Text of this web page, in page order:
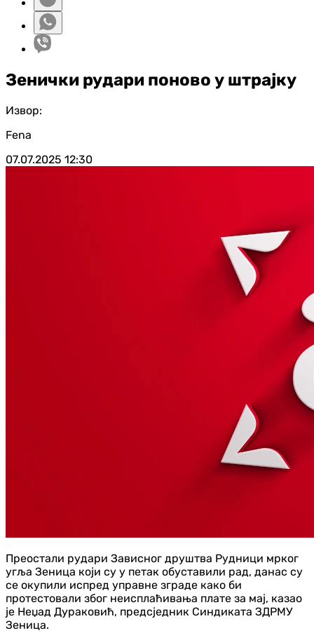
Зенички рудари поново у штрајку
Извор:
Fena
07.07.2025 12:30
Преостали рудари Зависног друштва Рудници мрког
угља Зеница који су у петак обуставили рад, данас су
се окупили испред управне зграде како би
протестовали због неисплаћивања плате за мај, казао
је Неџад Дураковић, предсједник Синдиката ЗДРМУ
Зеница.